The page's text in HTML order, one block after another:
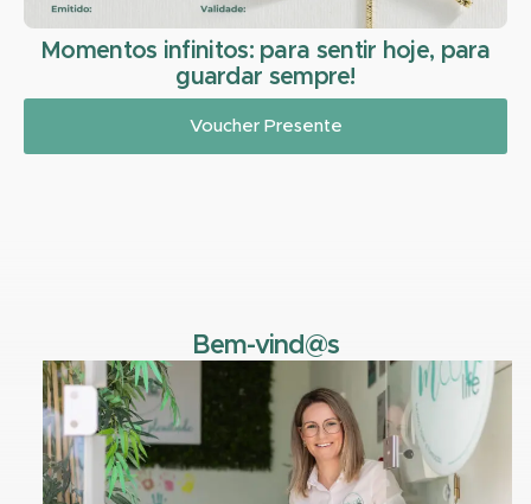
Momentos infinitos: para sentir hoje, para
guardar sempre!
Voucher Presente
Bem-vind@s